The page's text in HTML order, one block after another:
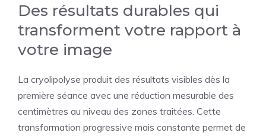
Des résultats durables qui
transforment votre rapport à
votre image
La cryolipolyse produit des résultats visibles dès la
première séance avec une réduction mesurable des
centimètres au niveau des zones traitées. Cette
transformation progressive mais constante permet de